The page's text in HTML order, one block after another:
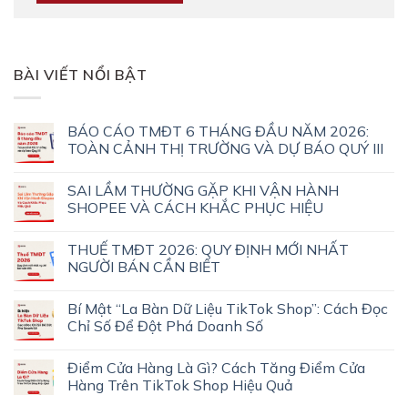
BÀI VIẾT NỔI BẬT
BÁO CÁO TMĐT 6 THÁNG ĐẦU NĂM 2026:
TOÀN CẢNH THỊ TRƯỜNG VÀ DỰ BÁO QUÝ III
SAI LẦM THƯỜNG GẶP KHI VẬN HÀNH
SHOPEE VÀ CÁCH KHẮC PHỤC HIỆU
THUẾ TMĐT 2026: QUY ĐỊNH MỚI NHẤT
NGƯỜI BÁN CẦN BIẾT
Bí Mật “La Bàn Dữ Liệu TikTok Shop”: Cách Đọc
Chỉ Số Để Đột Phá Doanh Số
Điểm Cửa Hàng Là Gì? Cách Tăng Điểm Cửa
Hàng Trên TikTok Shop Hiệu Quả